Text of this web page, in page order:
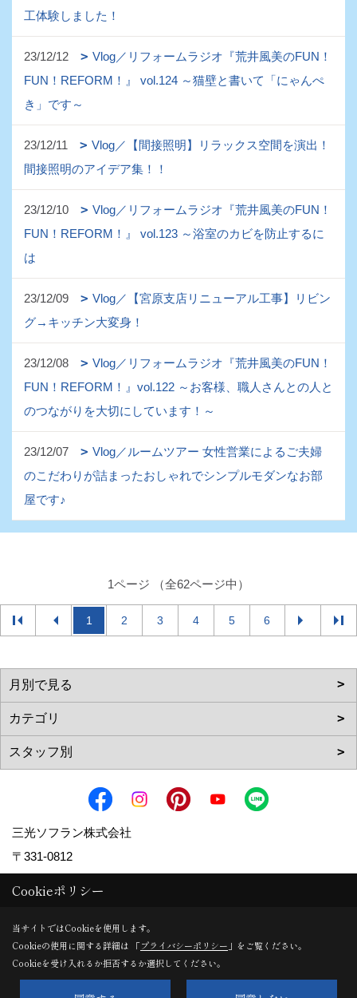
工体験しました！
23/12/12
Vlog／リフォームラジオ『荒井風美のFUN！
FUN！REFORM！』 vol.124 ～猫壁と書いて「にゃんぺ
き」です～
23/12/11
Vlog／【間接照明】リラックス空間を演出！
間接照明のアイデア集！！
23/12/10
Vlog／リフォームラジオ『荒井風美のFUN！
FUN！REFORM！』 vol.123 ～浴室のカビを防止するに
は
23/12/09
Vlog／【宮原支店リニューアル工事】リビン
グ→キッチン大変身！
23/12/08
Vlog／リフォームラジオ『荒井風美のFUN！
FUN！REFORM！』vol.122 ～お客様、職人さんとの人と
のつながりを大切にしています！～
23/12/07
Vlog／ルームツアー 女性営業によるご夫婦
のこだわりが詰まったおしゃれでシンプルモダンなお部
屋です♪
1ページ （全62ページ中）
1 2 3 4 5 6
三光ソフラン株式会社
〒331-0812
FAX：048-661-7710
＜営業時間＞9:00～18:00
Cookieポリシー
当サイトではCookieを使用します。
Cookieの使用に関する詳細は 「プライバシーポリシー 」をご覧ください。
Cookieを受け入れるか拒否するか選択してください。